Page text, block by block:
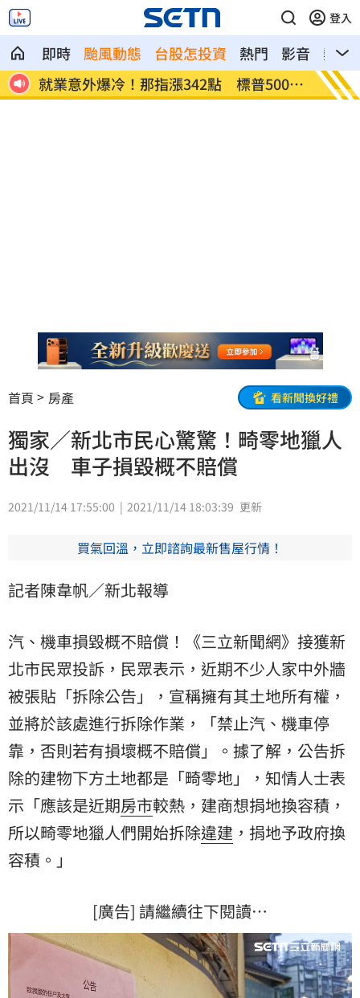
登入
即時 颱風動態 台股怎投資 熱門 影音
熱搜
炸
就業意外爆冷！那指漲342點 標普500新
高
美通
關稅
首頁 房產 看新聞換好禮
獨家／新北市民心驚驚！畸零地獵人
出沒 車子損毀概不賠償
2021/11/14 17:55:00 2021/11/14 18:03:39 更新
買氣回溫，立即諮詢最新售屋行情！
記者陳韋帆／新北報導
汽、機車損毀概不賠償！《三立新聞網》接獲新
北市民眾投訴，民眾表示，近期不少人家中外牆
被張貼「拆除公告」，宣稱擁有其土地所有權，
並將於該處進行拆除作業，「禁止汽、機車停
靠，否則若有損壞概不賠償」。據了解，公告拆
除的建物下方土地都是「畸零地」，知情人士表
示「應該是近期房市較熱，建商想捐地換容積，
所以畸零地獵人們開始拆除違建 ，捐地予政府換
容積。」
[廣告] 請繼續往下閱讀…